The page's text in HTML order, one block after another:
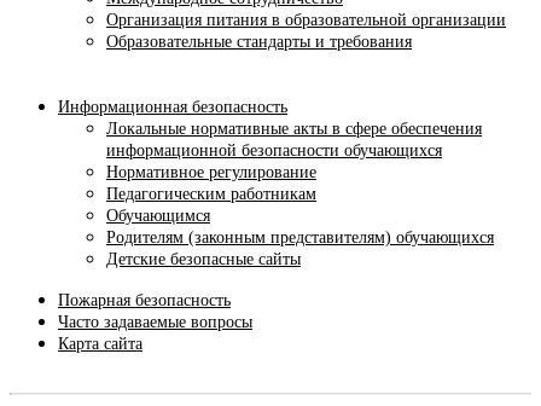
Организация питания в образовательной организации
Образовательные стандарты и требования
Информационная безопасность
Локальные нормативные акты в сфере обеспечения
информационной безопасности обучающихся
Нормативное регулирование
Педагогическим работникам
Обучающимся
Родителям (законным представителям) обучающихся
Детские безопасные сайты
Пожарная безопасность
Часто задаваемые вопросы
Карта сайта